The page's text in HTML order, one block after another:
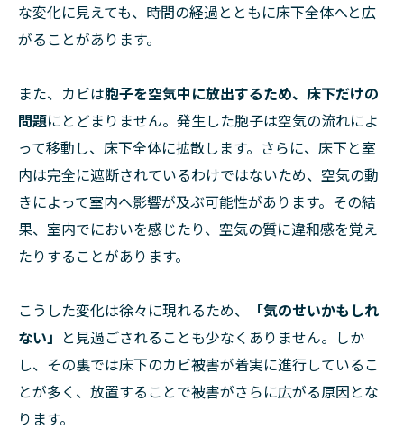
な変化に見えても、時間の経過とともに床下全体へと広
がることがあります。
また、カビは胞子を空気中に放出するため、床下だけの
問題にとどまりません。発生した胞子は空気の流れによ
って移動し、床下全体に拡散します。さらに、床下と室
内は完全に遮断されているわけではないため、空気の動
きによって室内へ影響が及ぶ可能性があります。その結
果、室内でにおいを感じたり、空気の質に違和感を覚え
たりすることがあります。
こうした変化は徐々に現れるため、
「気のせいかもしれ
ない」 と見過ごされることも少なくありません。しか
し、その裏では床下のカビ被害が着実に進行しているこ
とが多く、放置することで被害がさらに広がる原因とな
ります。